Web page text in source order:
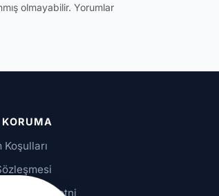
olmayabilir. Yorumlar
Koşulları
Metni